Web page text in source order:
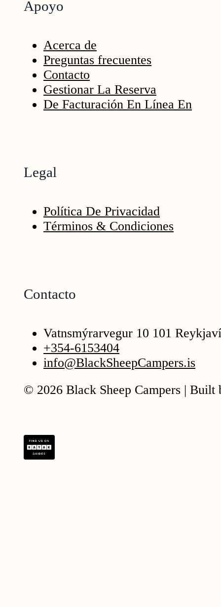
Apoyo
Acerca de
Preguntas frecuentes
Contacto
Gestionar La Reserva
De Facturación En Línea En
Legal
Política De Privacidad
Términos & Condiciones
Contacto
Vatnsmýrarvegur 10 101
+354-6153404
info@BlackSheepCampers.is
© 2026 Black Sheep Campers |